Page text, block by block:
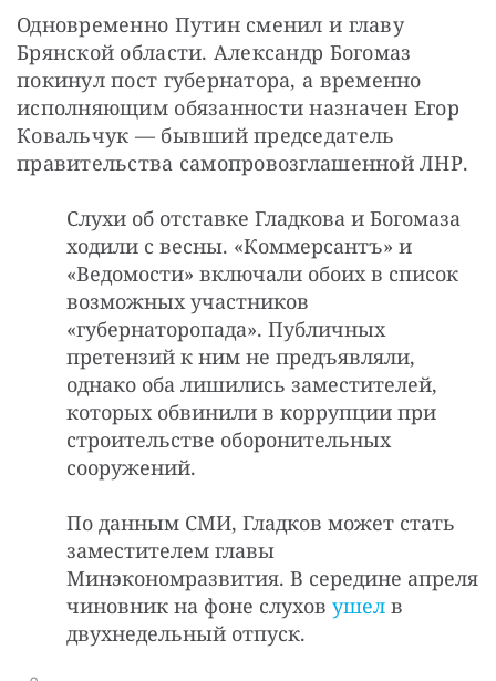
Одновременно Путин сменил и главу
Брянской области. Александр Богомаз
покинул пост губернатора, а временно
исполняющим обязанности назначен Егор
Ковальчук — бывший председатель
правительства самопровозглашенной ЛНР.
Слухи об отставке Гладкова и Богомаза
ходили с весны. «Коммерсантъ» и
«Ведомости» включали обоих в список
возможных участников
«губернаторопада». Публичных
претензий к ним не предъявляли,
однако оба лишились заместителей,
которых обвинили в коррупции при
строительстве оборонительных
сооружений.
По данным СМИ, Гладков может стать
заместителем главы
Минэкономразвития. В середине апреля
чиновник на фоне слухов ушел в
двухнедельный отпуск.